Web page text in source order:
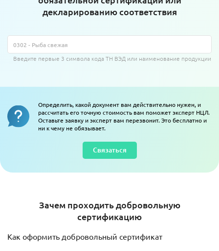
декларированию соответствия
Введите первые 3 символа кода ТН ВЭД или наименование продукции
Определить, какой документ вам действительно нужен, и
рассчитать его точную стоимость вам поможет эксперт НЦЛ.
Оставьте заявку и эксперт вам перезвонит. Это бесплатно и
ни к чему не обязывает.
Связаться
Зачем проходить добровольную
сертификацию
Как оформить добровольный сертификат